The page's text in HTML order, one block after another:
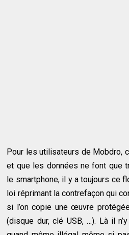
Pour les utilisateurs de Mobdro,
et que les données ne font que
le smartphone, il y a toujours ce
loi réprimant la contrefaçon qui
si l’on copie une œuvre
(disque dur, clé USB, …). Là il